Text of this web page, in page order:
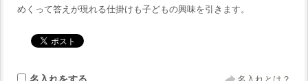
めくって答えが現れる仕掛けも子どもの興味を引きます。